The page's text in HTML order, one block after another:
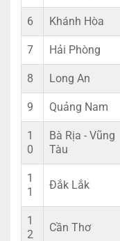
6 Khánh Hòa
7 Hải Phòng
8 Long An
9 Quảng Nam
1
0
Bà Rịa - Vũng
Tàu
1
1
Đắk Lắk
1
2
Cần Thơ